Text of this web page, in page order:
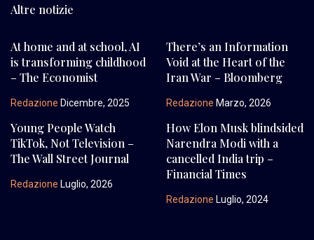
Altre notizie
At home and at school, AI
is transforming childhood
– The Economist
Redazione Dicembre, 2025
There’s an Information
Void at the Heart of the
Iran War – Bloomberg
Redazione Marzo, 2026
Young People Watch
TikTok, Not Television –
The Wall Street Journal
Redazione Luglio, 2026
How Elon Musk blindsided
Narendra Modi with a
cancelled India trip –
Financial Times
Redazione Luglio, 2024